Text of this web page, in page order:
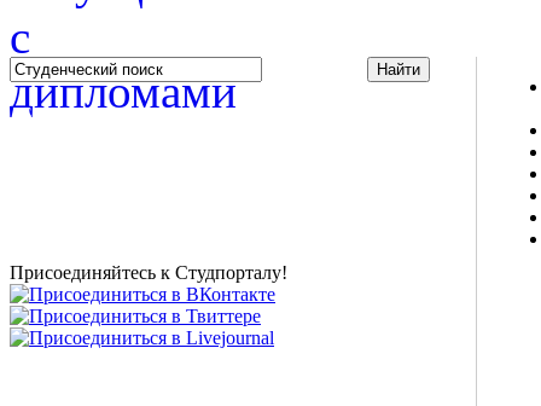
Studportal.net.ua - неофициальный студенческий сайт
Присоединяйтесь к Студпорталу!